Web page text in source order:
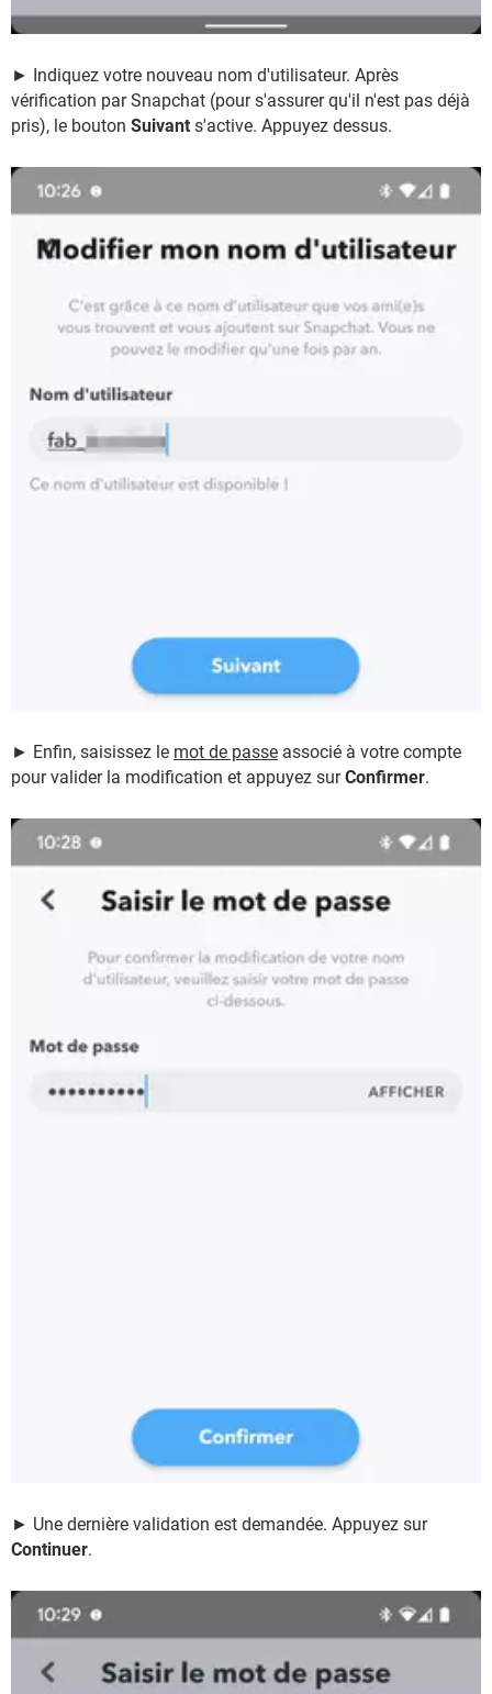
► Indiquez votre nouveau nom d'utilisateur. Après
vérification par Snapchat (pour s'assurer qu'il n'est pas déjà
pris), le bouton Suivant s'active. Appuyez dessus.
► Enfin, saisissez le mot de passe associé à votre compte
pour valider la modification et appuyez surConfirmer.
► Une dernière validation est demandée. Appuyez sur
Continuer.